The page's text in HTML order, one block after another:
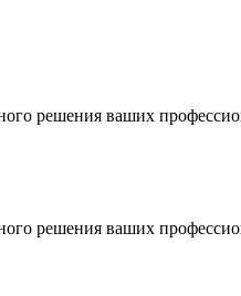
решения ваших
решения ваших